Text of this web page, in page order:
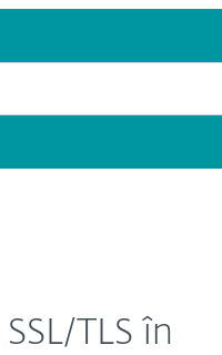
TLS în